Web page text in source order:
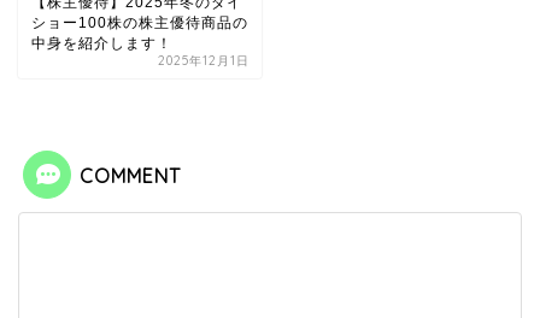
ショー100株の株主優待商品の
中身を紹介します！
2025年12月1日
COMMENT